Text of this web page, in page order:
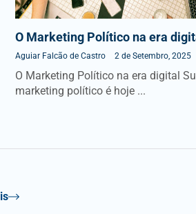
O Marketing Político na era
Aguiar Falcão de Castro 2 de Setembro, 2025
O Marketing Político na era digital
marketing político é hoje ...